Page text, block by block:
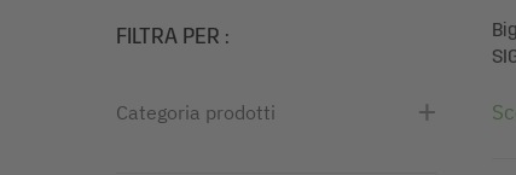
FILTRA PER :
Categoria prodotti